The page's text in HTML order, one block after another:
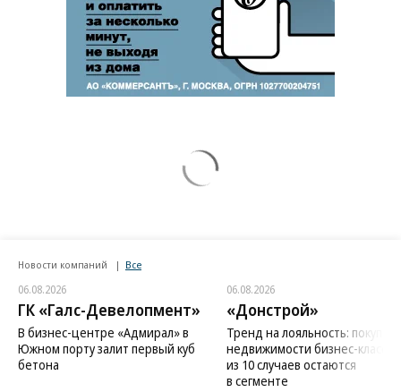
Новости компаний Все
06.08.2026
ГК «Галс-Девелопмент»
В бизнес-центре «Адмирал» в
Южном порту залит первый куб
бетона
06.08.2026
«Донстрой»
Тренд на лояльность:
недвижимости бизнес-класса
из 10 случаев остаются
в сегменте